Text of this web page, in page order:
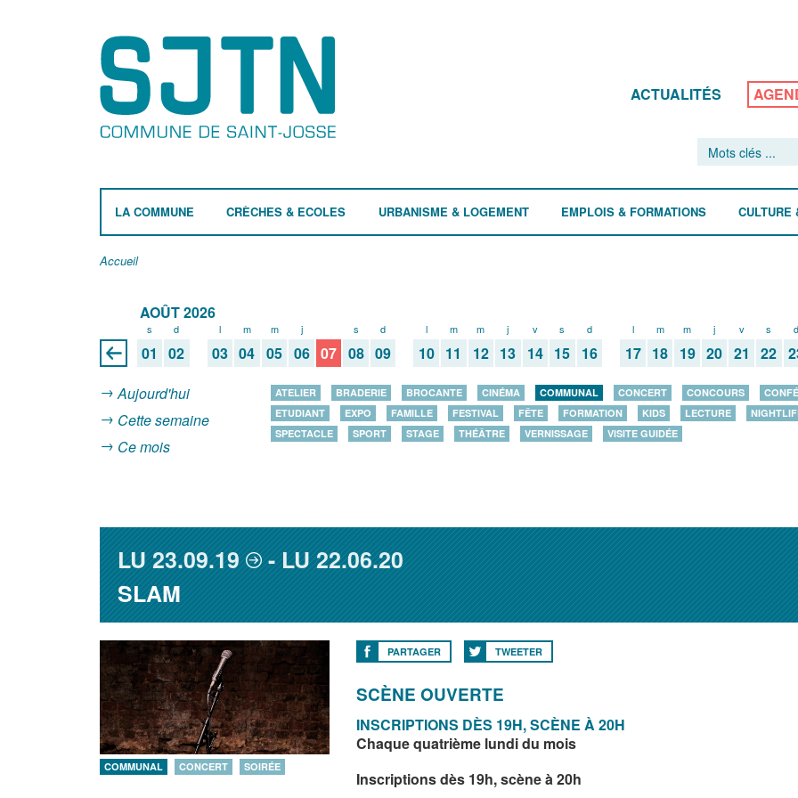
ACTUALITÉS
LA COMMUNE CRÈCHES & ECOLES URBANISME & LOGEMENT EMPLOIS & FORMATIONS CULTURE
Accueil
AOÛT 2026
s
01
d
02
l
03
m
04
m
05
j
06 07
s
08
d
09
l
10
m
11
m
12
j
13
v
14
s
15
d
16
l
17
m
18
m
19
j
20
v
21
s
22
d
Aujourd'hui
Cette semaine
Ce mois
ATELIER BRADERIE BROCANTE CINÉMA COMMUNAL CONCERT CONCOURS
ETUDIANT
EXPO FAMILLE FESTIVAL FÊTE FORMATION KIDS LECTURE
SPECTACLE
SPORT STAGE THÉÂTRE VERNISSAGE VISITE GUIDÉE
LU23.09.19 LU22.06.20
SLAM
COMMUNAL CONCERT SOIRÉE
PARTAGER TWEETER
SCÈNE OUVERTE
INSCRIPTIONS DÈS 19H, SCÈNE À 20H
Chaque quatrième lundi du mois
Inscriptions dès 19h, scène à 20h